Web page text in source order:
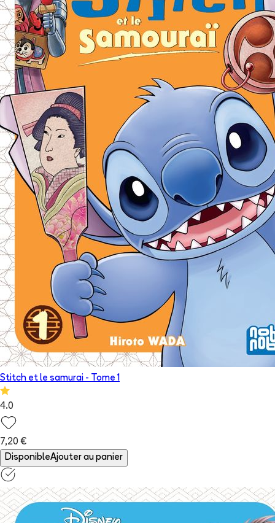
Stitch et le samurai - Tome1
4.0
7,20 €
DisponibleAjouter au panier